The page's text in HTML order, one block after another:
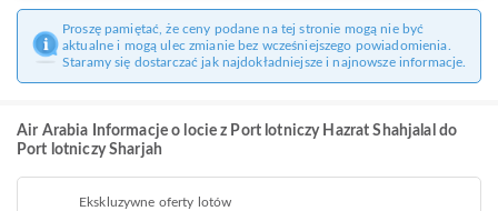
Proszę pamiętać, że ceny podane na tej stronie mogą nie być
aktualne i mogą ulec zmianie bez wcześniejszego powiadomienia.
Staramy się dostarczać jak najdokładniejsze i najnowsze informacje.
Air Arabia Informacje o locie z Port lotniczy Hazrat Shahjalal do
Port lotniczy Sharjah
Ekskluzywne oferty lotów